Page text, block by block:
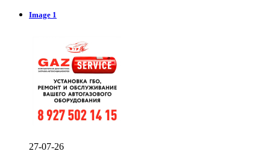
Image 1
27-07-26